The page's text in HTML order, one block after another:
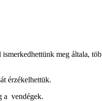
meg általa,
érzékelhettük.
a vendégek.